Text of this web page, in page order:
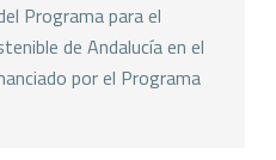
Programa para el
de Andalucía en el
por el Programa